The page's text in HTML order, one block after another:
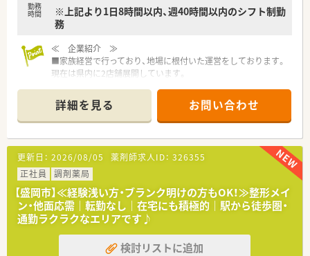
勤務
時間
※上記より1日8時間以内、週40時間以内のシフト制勤
務
≪ 企業紹介 ≫
■家族経営で行っており、地場に根付いた運営をしております。
現在は県内に2店舗展開しています。
■コミュニケーションを大切にしながら働ける職場で、経営者と
の距離が近く、風通し良く働けるのも魅力です。
≪ 薬局特徴 ≫
■小児科メインで応需しています。
その他、近隣の歯科クリニックなどからも処方箋を受け付けてお
ります。
幅広い年齢層の地域のみなさまからご利用いただいており、誠実
で丁寧な対応を心がけています。
■薬剤師は2名体制で行っており、ベテラン薬剤師もいるため分
からないことなどはすぐ聞きやすい環境です。
■JR岩手飯岡駅から車で5分程度の立地にございます。
国道4号線沿いにあり、お車での通勤が便利です。
詳細を見る お問い合わせ
更新日： 2026/08/05 薬剤師求人ID： 326355
正社員
調剤薬局
【盛岡市】≪経験浅い方・ブランク明けの方もOK！≫整形メイ
ン・他面応需｜転勤なし｜在宅にも積極的｜駅から徒歩圏・
通勤ラクラクなエリアです♪
検討リストに追加